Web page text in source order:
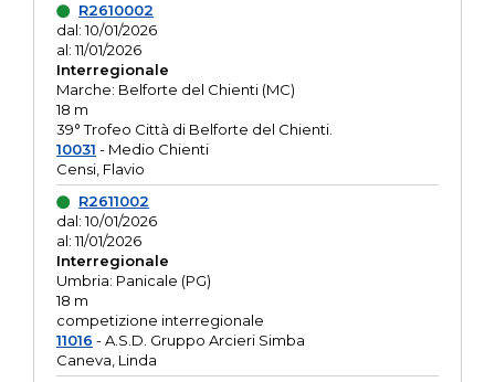
R2610002
dal: 10/01/2026
al: 11/01/2026
Interregionale
Marche: Belforte del Chienti (MC)
18 m
39° Trofeo Città di Belforte del Chienti.
10031 - Medio Chienti
Censi, Flavio
R2611002
dal: 10/01/2026
al: 11/01/2026
Interregionale
Umbria: Panicale (PG)
18 m
competizione interregionale
11016 - A.S.D. Gruppo Arcieri Simba
Caneva, Linda